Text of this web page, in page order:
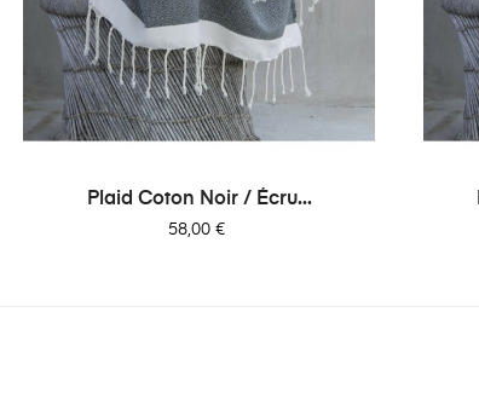
Plaid Coton Noir / Écru...
Prix
58,00 €